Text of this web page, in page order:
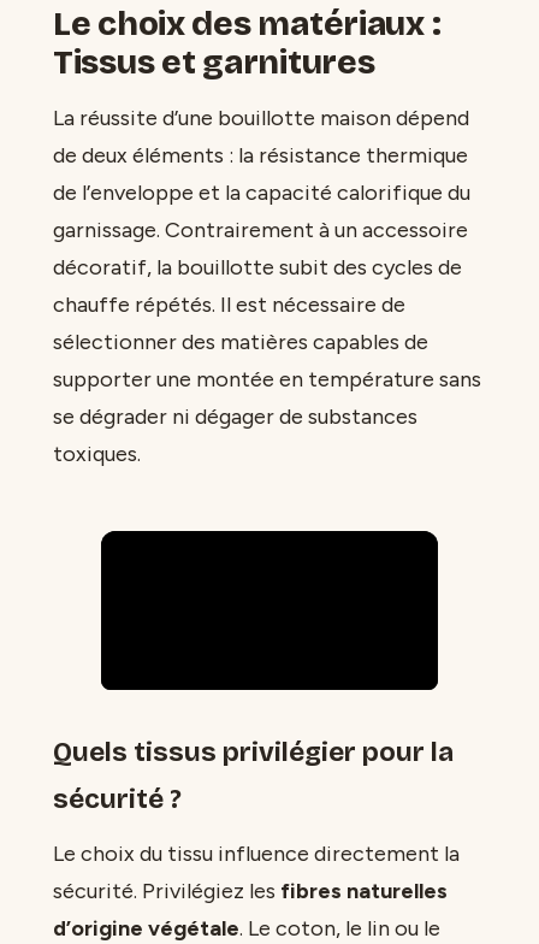
Le choix des matériaux :
Tissus et garnitures
La réussite d’une bouillotte maison dépend
de deux éléments : la résistance thermique
de l’enveloppe et la capacité calorifique du
garnissage. Contrairement à un accessoire
décoratif, la bouillotte subit des cycles de
chauffe répétés. Il est nécessaire de
sélectionner des matières capables de
supporter une montée en température sans
se dégrader ni dégager de substances
toxiques.
Quels tissus privilégier pour la
sécurité ?
Le choix du tissu influence directement la
sécurité. Privilégiez les fibres naturelles
d’origine végétale. Le coton, le lin ou le